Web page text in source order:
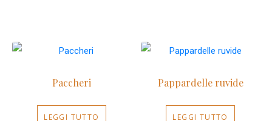
Paccheri
LEGGI TUTTO
Pappardelle ruvide
LEGGI TUTTO